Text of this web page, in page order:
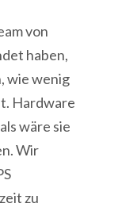
von
haben,
wie wenig
Hardware
wäre sie
Wir
zu